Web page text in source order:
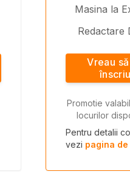
Masina la
Redactare
Vreau
Promotie
locurilor
Pentru detalii
vezi pagina